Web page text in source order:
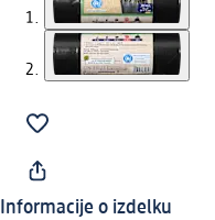
Informacije o izdelku